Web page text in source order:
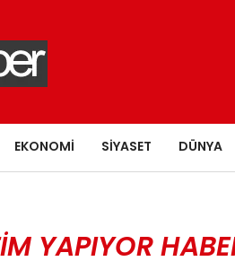
EKONOMI SIYASET DÜNYA
YAPIYOR